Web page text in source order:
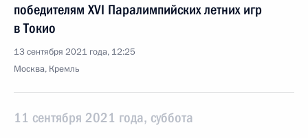
победителям ХVI Паралимпийских летних игр
в Токио
13 сентября 2021 года, 12:25
Москва, Кремль
11 сентября 2021 года, суббота